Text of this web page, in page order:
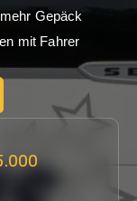
Gepäck
mit Fahrer